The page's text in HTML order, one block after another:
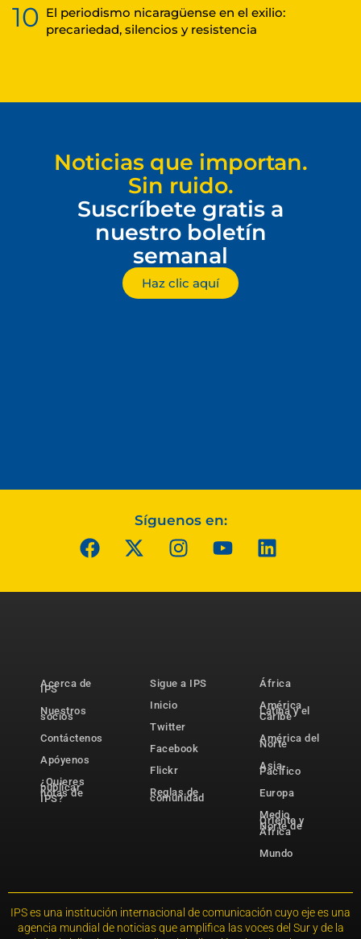
10 El periodismo nicaragüense en el exilio:
precariedad, silencios y resistencia
Noticias que importan.
Sin ruido.
Suscríbete gratis a
nuestro boletín
semanal
Haz clic aquí
Síguenos en:
Acerca de
IPS
Nuestros
socios
Contáctenos
Apóyenos
¿Quieres
publicar
notas de
IPS?
Sigue a IPS
Inicio
Twitter
Facebook
Flickr
Reglas de
comunidad
África
América
Latina y el
Caribe
América del
Norte
Asia-
Pacífico
Europa
Medio
Oriente y
Norte de
África
Mundo
IPS es una institución internacional de comunicación cuyo eje es una
agencia mundial de noticias que amplifica las voces del Sur y de la